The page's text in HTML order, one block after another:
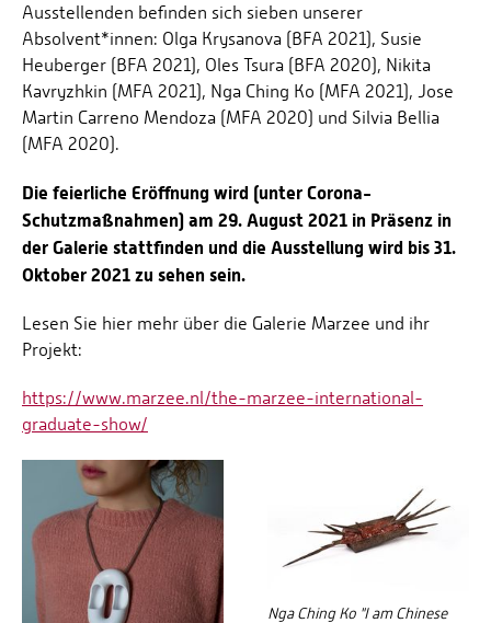
Ausstellenden befinden sich sieben unserer
Absolvent*innen: Olga Krysanova (BFA 2021), Susie
Heuberger (BFA 2021), Oles Tsura (BFA 2020), Nikita
Kavryzhkin (MFA 2021), Nga Ching Ko (MFA 2021), Jose
Martin Carreno Mendoza (MFA 2020) und Silvia Bellia
(MFA 2020).
Die feierliche Eröffnung wird (unter Corona-
Schutzmaßnahmen) am 29. August 2021 in Präsenz in
der Galerie stattfinden und die Ausstellung wird bis 31.
Oktober 2021 zu sehen sein.
Lesen Sie hier mehr über die Galerie Marzee und ihr
Projekt:
https://www.marzee.nl/the-marzee-international-
graduate-show/
Nga Ching Ko "I am Chinese